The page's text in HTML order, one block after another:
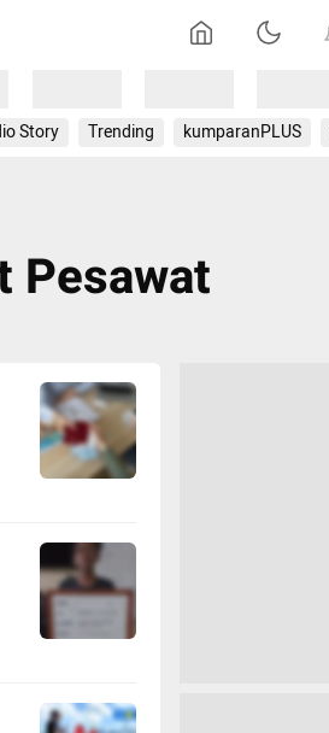
Story Trending kumparanPLUS
Pesawat